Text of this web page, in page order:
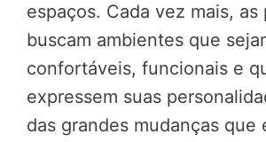
espaços. Cada vez mais, as
buscam ambientes que
confortáveis, funcionais e
expressem suas
das grandes mudanças que